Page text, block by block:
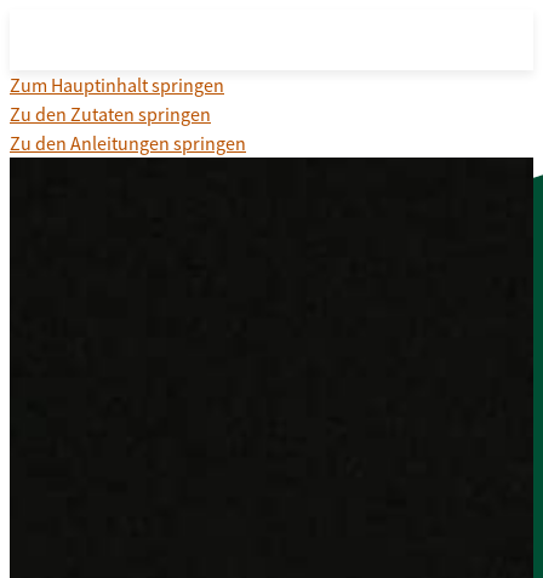
Zum Hauptinhalt springen
Zu den Zutaten springen
Zu den Anleitungen springen